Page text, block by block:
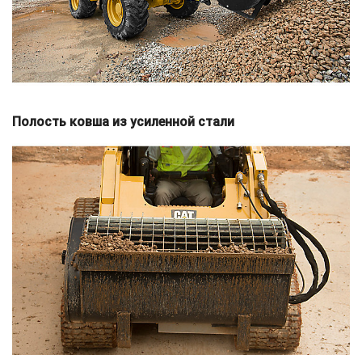
Полость ковша из усиленной стали